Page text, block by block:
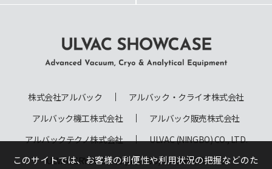
Vacuum, Cryo & Analytical
Equipment
株式会社アルバック
アルバック・クライオ株式会社
アルバック機工株式会社
アルバック販売株式会社
アルバックテクノ株式会社
ULVAC (NINGBO) CO., LTD.
ULVAC CRYOGENICS (NINGBO) INCORPORATED
このサイトでは、お客様の利便性や利用状況の把握などのた